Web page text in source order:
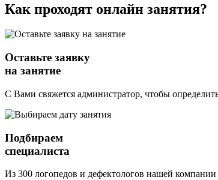
Как проходят онлайн занятия?
Оставьте заявку
на занятие
С Вами свяжется администратор, чтобы
Подбираем
специалиста
Из 300 логопедов и дефектологов нашей